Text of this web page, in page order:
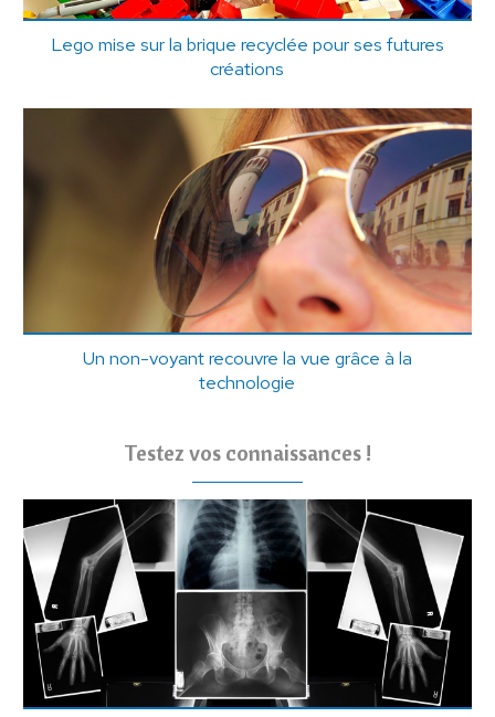
Lego mise sur la brique recyclée pour ses futures
créations
Un non-voyant recouvre la vue grâce à la
technologie
Testez vos connaissances !